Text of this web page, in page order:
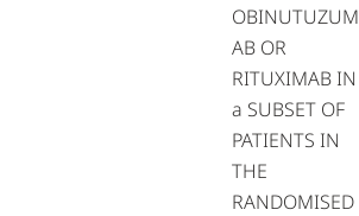
OBINUTUZUM
AB OR
RITUXIMAB IN
a SUBSET OF
PATIENTS IN
THE
RANDOMISED